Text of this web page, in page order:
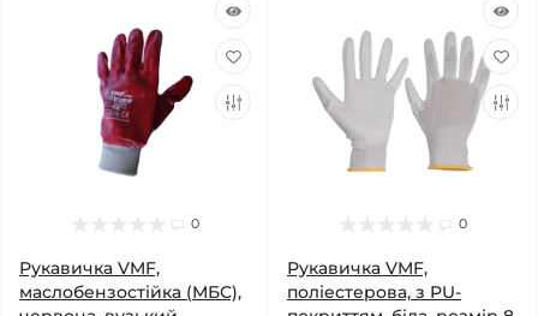
0
Рукавичка VMF,
маслобензостійка (МБС),
0
Рукавичка VMF,
поліестерова, з PU-